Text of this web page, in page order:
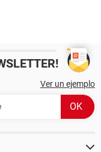
Ver un ejemplo